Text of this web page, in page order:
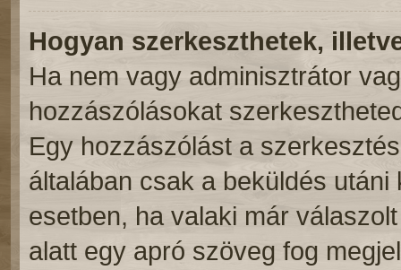
Hogyan szerkeszthetek,
Ha nem vagy adminisztrátor
hozzászólásokat
Egy hozzászólást a
általában csak a beküldés
esetben, ha valaki már
alatt egy apró szöveg fog